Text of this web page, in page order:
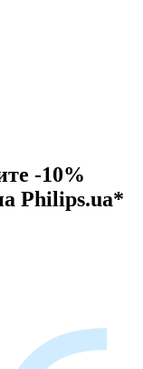
-10%
Philips.ua*